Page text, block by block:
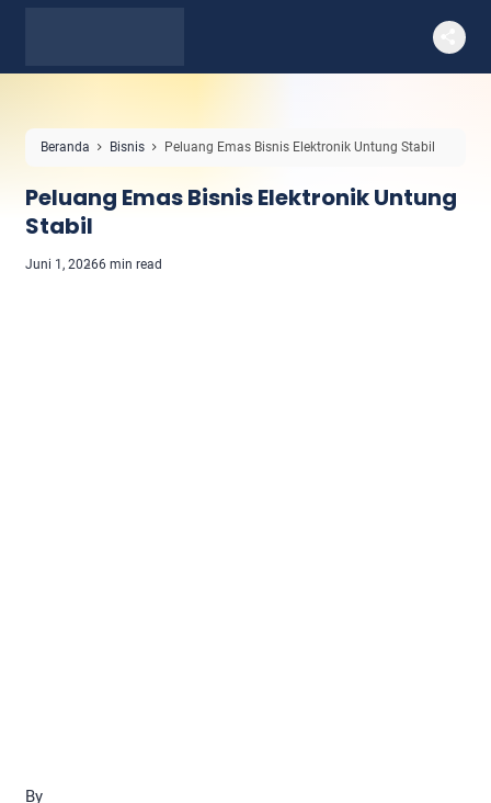
Beranda Bisnis Peluang Emas Bisnis Elektronik Untung Stabil
Peluang Emas Bisnis Elektronik Untung
Stabil
Juni 1, 20266 min read
By